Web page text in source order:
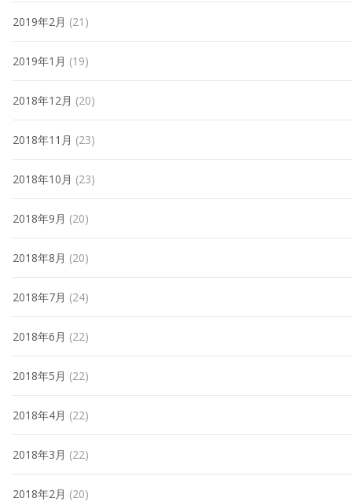
2019年2月 (21)
2019年1月 (19)
2018年12月 (20)
2018年11月 (23)
2018年10月 (23)
2018年9月 (20)
2018年8月 (20)
2018年7月 (24)
2018年6月 (22)
2018年5月 (22)
2018年4月 (22)
2018年3月 (22)
2018年2月 (20)